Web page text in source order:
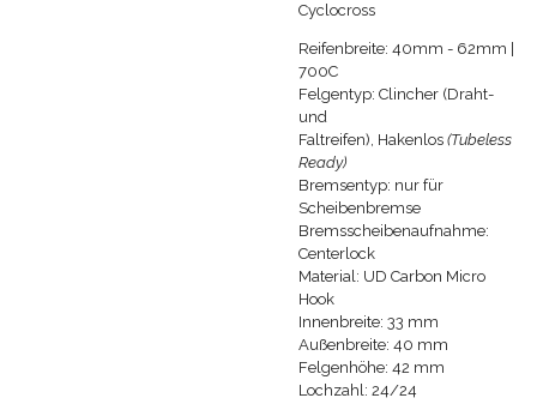
Cyclocross
Reifenbreite: 40mm - 62mm |
700C
Felgentyp: Clincher (Draht-
und
Faltreifen), Hakenlos (Tubeless
Ready)
Bremsentyp: nur für
Scheibenbremse
Bremsscheibenaufnahme:
Centerlock
Material: UD Carbon Micro
Hook
Innenbreite: 33 mm
Außenbreite: 40 mm
Felgenhöhe: 42 mm
Lochzahl: 24/24